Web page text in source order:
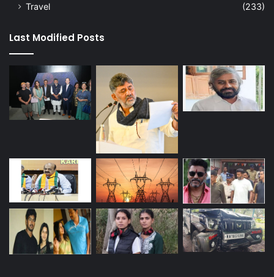
Travel
(233)
Last Modified Posts